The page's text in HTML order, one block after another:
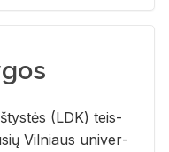
(LDK) teis­
Vil­niaus uni­ver­